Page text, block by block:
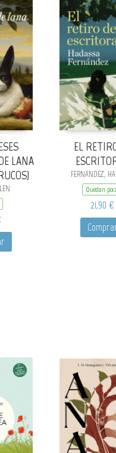
LANA
EL
FERNÁNDEZ,
Quedan
21,90 €